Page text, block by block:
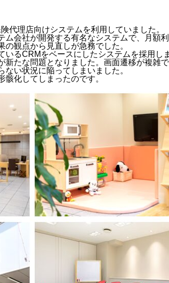
代理店向けシステムを利用していました。
ム会社が開発する有名なシステムで、月額
観点から見直しが急務でした。
いるCRMをベースにしたシステムを採用し
たな問題となりました。 画面遷移が複雑
ない状況に陥ってしまいました。
骸化してしまったのです。